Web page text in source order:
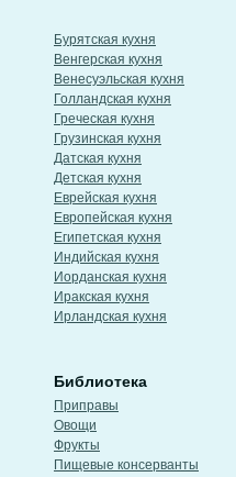
Бурятская кухня
Венгерская кухня
Венесуэльская кухня
Голландская кухня
Греческая кухня
Грузинская кухня
Датская кухня
Детская кухня
Еврейская кухня
Европейская кухня
Египетская кухня
Индийская кухня
Иорданская кухня
Иракская кухня
Ирландская кухня
Библиотека
Приправы
Овощи
Фрукты
Пищевые консерванты